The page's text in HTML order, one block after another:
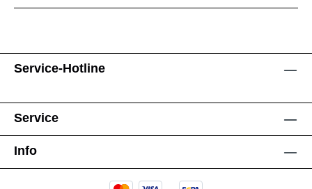
Service-Hotline
Service
Info